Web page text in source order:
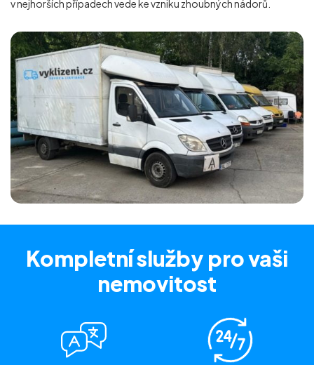
v nejhorších případech vede ke vzniku zhoubných nádorů.
Kompletní služby pro vaši
nemovitost